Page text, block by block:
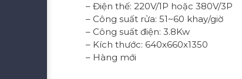
– Điện thế: 220V/1P hoặc 380V/3P
– Công suất rửa: 51~60 khay/giờ
– Công suất điện: 3.8Kw
– Kích thước: 640x660x1350
– Hàng mới